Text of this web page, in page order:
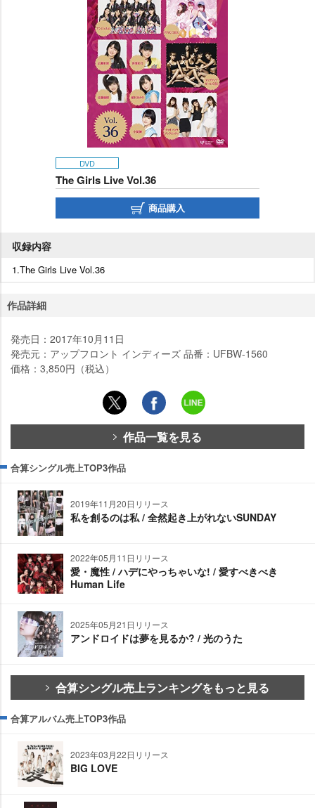
DVD
The Girls Live Vol.36
商品購入
収録内容
1.The Girls Live Vol.36
作品詳細
発売日：2017年10月11日
発売元：アップフロント インディーズ 品番：UFBW-1560
価格：3,850円（税込）
作品一覧を見る
合算シングル売上TOP3作品
2019年11月20日リリース
私を創るのは私 / 全然起き上がれないSUNDAY
2022年05月11日リリース
愛・魔性 / ハデにやっちゃいな! / 愛すべきべき
Human Life
2025年05月21日リリース
アンドロイドは夢を見るか? / 光のうた
合算シングル売上ランキングをもっと見る
合算アルバム売上TOP3作品
2023年03月22日リリース
BIG LOVE